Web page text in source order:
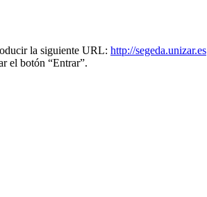
la siguiente URL: http://segeda.unizar.es
el botón “Entrar”.